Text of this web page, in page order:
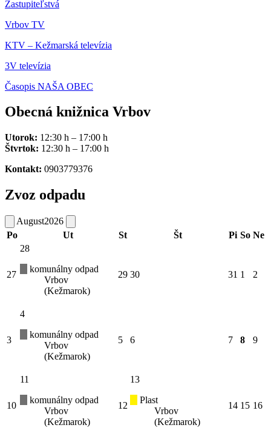
Zastupiteľstvá
Vrbov TV
KTV – Kežmarská televízia
3V televízia
Časopis NAŠA OBEC
Obecná knižnica Vrbov
Utorok: 12:30 h – 17:00 h
Štvrtok: 12:30 h – 17:00 h
Kontakt: 0903779376
Zvoz odpadu
August2026
Po
Ut St Št Pi So Ne
27
28
komunálny odpad
Vrbov
(Kežmarok)
29 30 31 1 2
3
4
komunálny odpad
Vrbov
(Kežmarok)
5 6 7 8 9
10
11
komunálny odpad
Vrbov
(Kežmarok)
12
13
Plast
Vrbov
(Kežmarok)
14 15 16